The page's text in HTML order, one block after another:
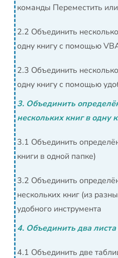
команды Переместить
2.2 Объединить
одну книгу с помощью
2.3 Объединить
одну книгу с помощью
3. Объединить
нескольких книг в одну
3.1 Объединить
книги в одной папке)
3.2 Объединить
нескольких книг (из
удобного инструмента
4. Объединить два
4.1 Объединить две